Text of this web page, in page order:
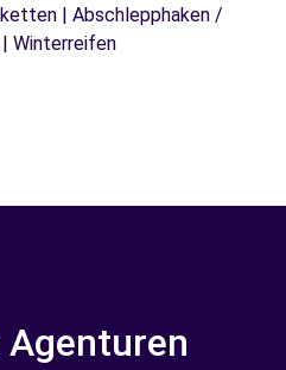
| Abschlepphaken /
| Winterreifen